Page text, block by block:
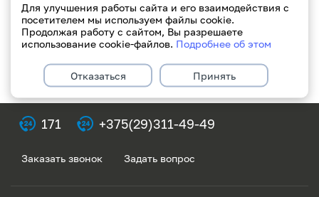
171 +375(29)311-49-49
Заказать звонок Задать вопрос
Для улучшения работы сайта и его взаимодействия с
посетителем мы используем файлы cookie.
Продолжая работу с сайтом, Вы разрешаете
использование cookie-файлов. Подробнее об этом
Отказаться Принять